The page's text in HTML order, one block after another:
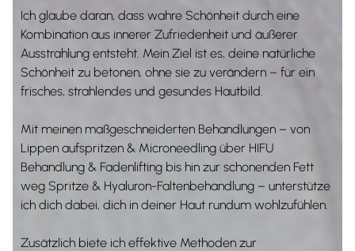
Ich glaube daran, dass wahre Schönheit durch eine
Kombination aus innerer Zufriedenheit und äußerer
Ausstrahlung entsteht. Mein Ziel ist es, deine natürliche
Schönheit zu betonen, ohne sie zu verändern – für ein
frisches, strahlendes und gesundes Hautbild.
Mit meinen maßgeschneiderten Behandlungen – von
Lippen aufspritzen & Microneedling über HIFU
Behandlung & Fadenlifting bis hin zur schonenden Fett
weg Spritze & Hyaluron-Faltenbehandlung – unterstütze
ich dich dabei, dich in deiner Haut rundum wohlzufühlen.
Zusätzlich biete ich effektive Methoden zur